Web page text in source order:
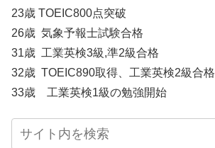
23歳 TOEIC800点突破
26歳 気象予報士試験合格
31歳 工業英検3級,準2級合格
32歳 TOEIC890取得、工業英検2級合格
33歳 工業英検1級の勉強開始